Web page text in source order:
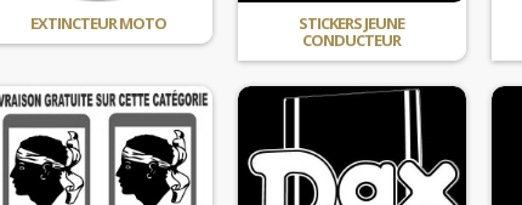
EXTINCTEUR MOTO STICKERS JEUNE
CONDUCTEUR